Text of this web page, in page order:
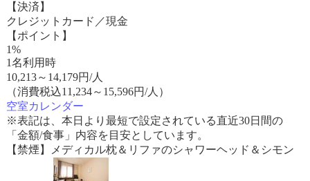
【決済】
クレジットカード／現金
【ポイント】
1%
1名利用時
10,213～ 14,179円/人
（消費税込11,234～15,596円/人）
空室カレンダー
※表記は、本日より最短で設定されている直近30日間の
「金額/食事」内容を目安としています。
【禁煙】メディカル枕＆リファのシャワーヘッド＆シモン